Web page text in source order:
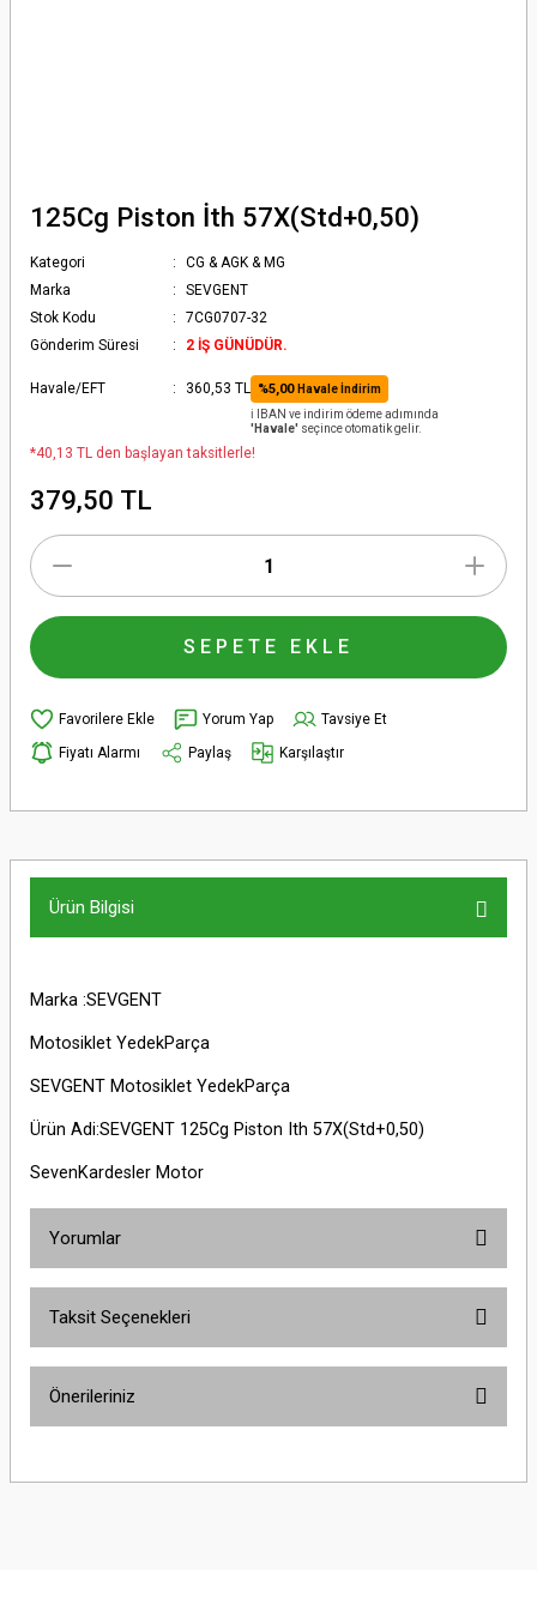
125Cg Piston İth 57X(Std+0,50)
Kategori
CG & AGK & MG
Marka
SEVGENT
Stok Kodu
7CG0707-32
Gönderim Süresi
2 İŞ GÜNÜDÜR.
Havale/EFT 360,53 TL %5,00 Havale İndirim
ℹ️ IBAN ve indirim ödeme adımında
'Havale' seçince otomatik gelir.
*40,13 TL den başlayan taksitlerle!
379,50 TL
SEPETE EKLE
Yorum Yap
Tavsiye Et
Fiyatı Alarmı
Paylaş Karşılaştır
Ürün Bilgisi
Marka :SEVGENT
Motosiklet YedekParça
SEVGENT Motosiklet YedekParça
Ürün Adi:SEVGENT 125Cg Piston Ith 57X(Std+0,50)
SevenKardesler Motor
Yorumlar
Taksit Seçenekleri
Önerileriniz
yetersiz gördüğünüz noktaları öneri formunu kullanarak tarafımıza